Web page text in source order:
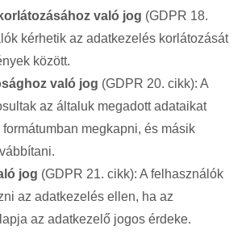
való jog (GDPR 18.
kérhetik az adatkezelés korlátozását
között.
való jog (GDPR 20. cikk): A
az általuk megadott adataikat
megkapni, és másik
jog (GDPR 21. cikk): A felhasználók
az adatkezelés ellen, ha az
az adatkezelő jogos érdeke.